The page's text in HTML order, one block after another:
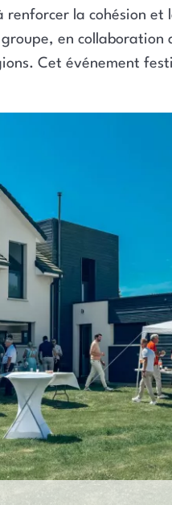
renforcer la cohésion
en
Cet événement